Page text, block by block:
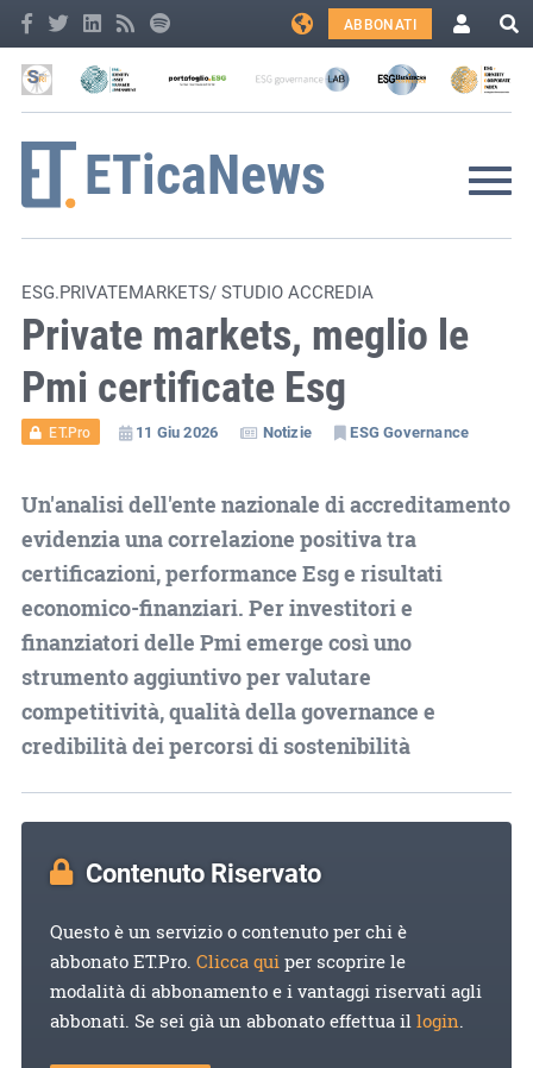
ABBONATI
ESG.PRIVATEMARKETS/ STUDIO ACCREDIA
Private markets, meglio le
Pmi certificate Esg
ET.Pro 11 Giu 2026 Notizie ESG Governance
Un'analisi dell'ente nazionale di accreditamento
evidenzia una correlazione positiva tra
certificazioni, performance Esg e risultati
economico-finanziari. Per investitori e
finanziatori delle Pmi emerge così uno
strumento aggiuntivo per valutare
competitività, qualità della governance e
credibilità dei percorsi di sostenibilità
Contenuto Riservato
Questo è un servizio o contenuto per chi è
abbonato ET.Pro. Clicca quiper scoprire le
modalità di abbonamento e i vantaggi riservati agli
abbonati. Se sei già un abbonato effettua illogin.